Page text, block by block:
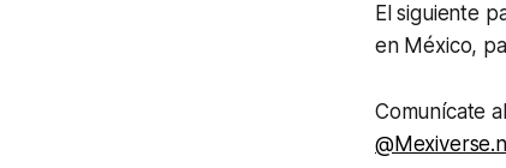
El siguiente
en México,
Comunícate